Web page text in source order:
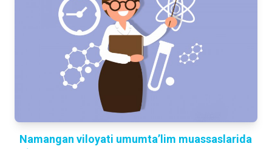
Namangan viloyati umumta’lim muassaslarida